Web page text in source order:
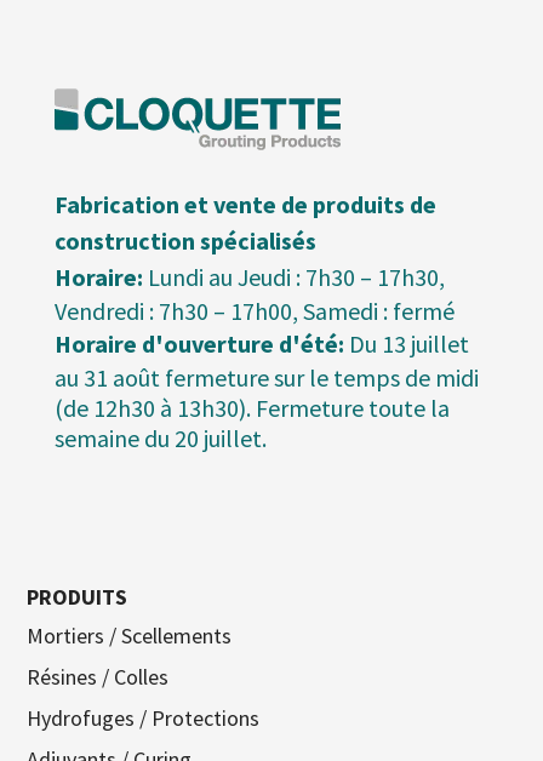
Fabrication et vente de produits de
construction spécialisés
Horaire: Lundi au Jeudi : 7h30 – 17h30,
Vendredi : 7h30 – 17h00, Samedi : fermé
Horaire d'ouverture d'été: Du 13 juillet
au 31 août fermeture sur le temps de midi
(de 12h30 à 13h30). Fermeture toute la
semaine du 20 juillet.
PRODUITS
Mortiers / Scellements
Résines / Colles
Hydrofuges / Protections